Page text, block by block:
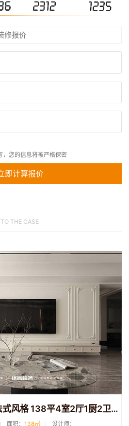
修报价
，您的信息将被严格保密
THE CASE
杭州明乐府装修 轻法式风格 138平4室2厅1厨2卫装修
面积： 138㎡ 设计师：